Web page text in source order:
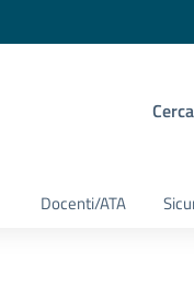
Cerca
Docenti/ATA